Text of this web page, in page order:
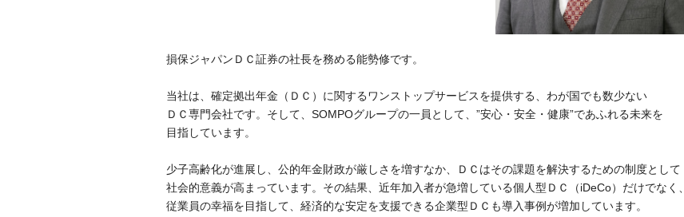
損保ジャパンＤＣ証券の社長を務める能勢修です。
当社は、確定拠出年金（ＤＣ）に関するワンストップサービスを提供する、わが国でも数少ない
ＤＣ専門会社です。そして、SOMPOグループの一員として、”安心・安全・健康”であふれる未来を
目指しています。
少子高齢化が進展し、公的年金財政が厳しさを増すなか、ＤＣはその課題を解決するための制度として
社会的意義が高まっています。その結果、近年加入者が急増している個人型ＤＣ（iDeCo）だけでなく、
従業員の幸福を目指して、経済的な安定を支援できる企業型ＤＣも導入事例が増加しています。